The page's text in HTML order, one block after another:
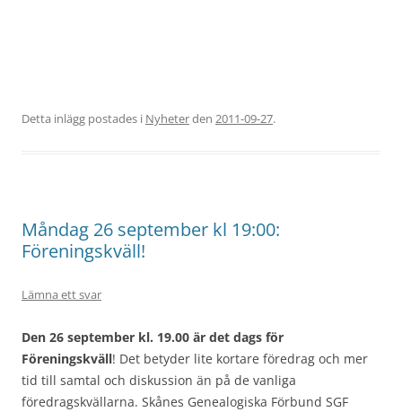
Detta inlägg postades i Nyheterden 2011-09-27.
Måndag 26 september kl 19:00:
Föreningskväll!
Lämna ett svar
Den 26 september kl. 19.00 är det dags för
Föreningskväll! Det betyder lite kortare föredrag och mer
tid till samtal och diskussion än på de vanliga
föredragskvällarna. Skånes Genealogiska Förbund SGF